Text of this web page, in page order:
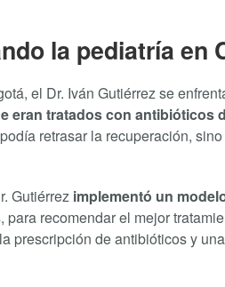
la pediatría en
el Dr. Iván Gutiérrez se
eran tratados con antibióticos
retrasar la recuperación,
Gutiérrez implementó un
, para recomendar el mejor
prescripción de antibióticos y